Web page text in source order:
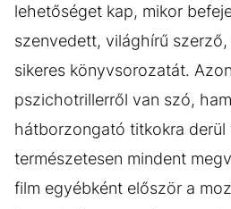
lehetőséget kap, mikor
szenvedett, világhírű
sikeres könyvsorozatát.
pszichotrillerről van szó,
hátborzongató titkokra derül
természetesen mindent
film egyébként először a